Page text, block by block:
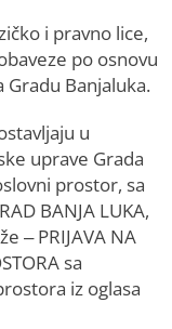
i pravno lice,
po osnovu
Banjaluka.
u
uprave Grada
prostor, sa
BANJA LUKA,
– PRIJAVA NA
sa
iz oglasa